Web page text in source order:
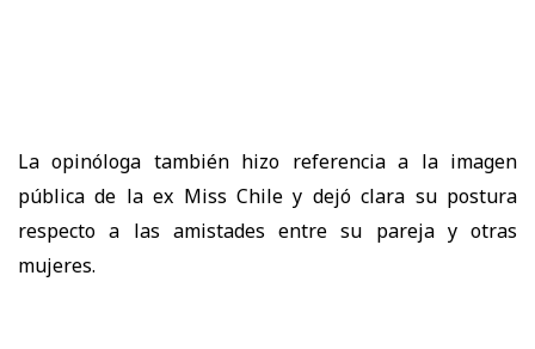
La opinóloga también hizo referencia a la imagen
pública de la ex Miss Chile y dejó clara su postura
respecto a las amistades entre su pareja y otras
mujeres.